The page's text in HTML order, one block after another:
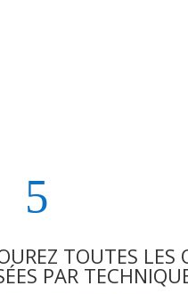
TOUTES LES
PAR